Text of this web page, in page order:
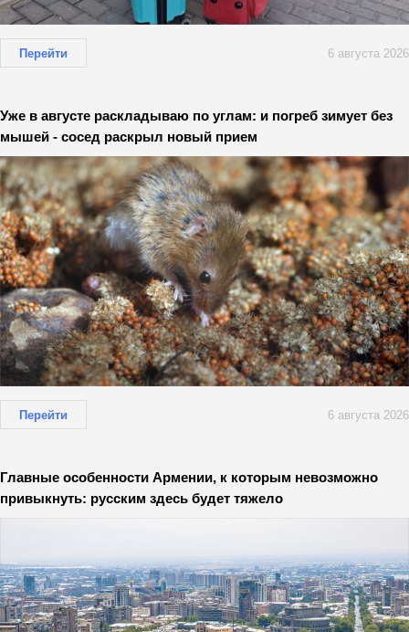
Перейти 6 августа 2026
Уже в августе раскладываю по углам: и погреб зимует без
мышей - сосед раскрыл новый прием
Перейти 6 августа 2026
Главные особенности Армении, к которым невозможно
привыкнуть: русским здесь будет тяжело